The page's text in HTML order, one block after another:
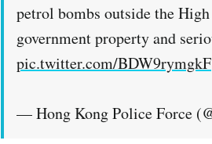
petrol bombs outside the
government property and
pic.twitter.com/BDW9rymgkF
— Hong Kong Police Force